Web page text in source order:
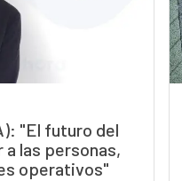
"El futuro del
las personas,
operativos"